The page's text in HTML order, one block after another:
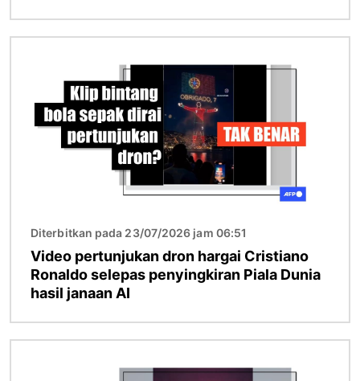
Diterbitkan pada 23/07/2026 jam 06:51
Video pertunjukan dron hargai Cristiano
Ronaldo selepas penyingkiran Piala Dunia
hasil janaan AI